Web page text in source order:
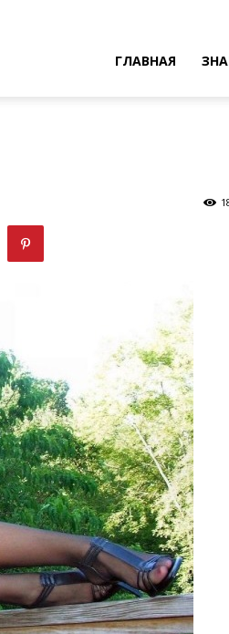
ГЛАВНАЯ